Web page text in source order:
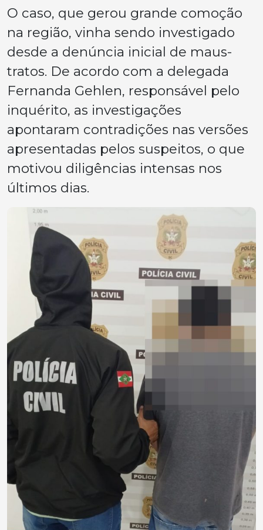
O caso, que gerou grande comoção
na região, vinha sendo investigado
desde a denúncia inicial de maus-
tratos. De acordo com a delegada
Fernanda Gehlen, responsável pelo
inquérito, as investigações
apontaram contradições nas versões
apresentadas pelos suspeitos, o que
motivou diligências intensas nos
últimos dias.